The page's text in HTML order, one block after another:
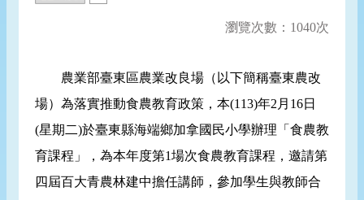
瀏覽次數：1040次
農業部臺東區農業改良場（以下簡稱臺東農改
場）為落實推動食農教育政策，本(113)年2月16日
(星期二)於臺東縣海端鄉加拿國民小學辦理「食農教
育課程」，為本年度第1場次食農教育課程，邀請第
四屆百大青農林建中擔任講師，參加學生與教師合